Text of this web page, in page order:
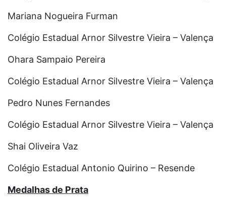
Mariana Nogueira Furman
Colégio Estadual Arnor Silvestre Vieira – Valença
Ohara Sampaio Pereira
Colégio Estadual Arnor Silvestre Vieira – Valença
Pedro Nunes Fernandes
Colégio Estadual Arnor Silvestre Vieira – Valença
Shai Oliveira Vaz
Colégio Estadual Antonio Quirino – Resende
Medalhas de Prata